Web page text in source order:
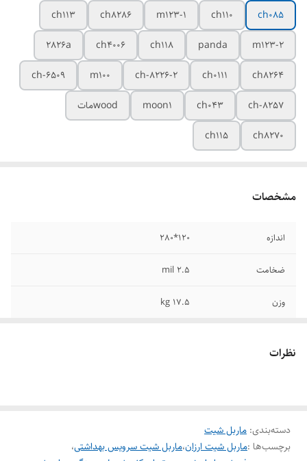
ch085
ch110
m123-1
ch8286
ch113
m123-2
panda
ch118
ch4006
2826a
ch8264
ch0111
ch-8226-2
m100
ch-6509
ch-8257
ch043
moon1
woodمات
ch8270
ch115
مشخصات
اندازه 120*280
ضخامت 2.5 mil
وزن 17.5 kg
نظرات
دسته‌بندی: ماربل شیت
برچسب‌ها :ماربل شیت ارزان،ماربل شیت سرویس بهداشتی،